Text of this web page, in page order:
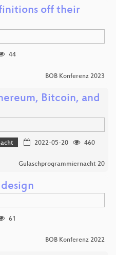
off their
44
BOB Konferenz 2023
Bitcoin, and
2022-05-20
460
Gulaschprogrammiernacht 20
61
BOB Konferenz 2022